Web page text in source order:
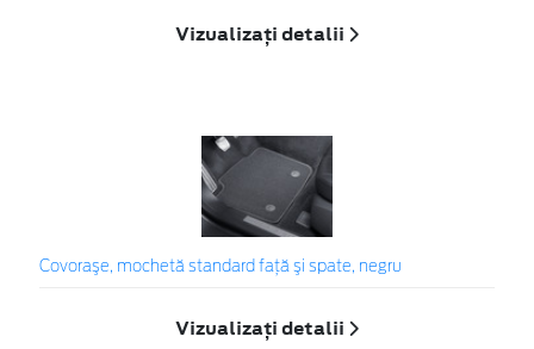
Vizualizați detalii
Covoraşe, mochetă standard faţă şi spate, negru
Vizualizați detalii